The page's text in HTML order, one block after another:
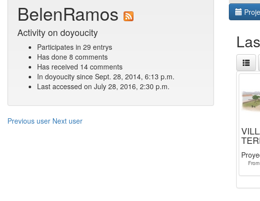
BelenRamos
Activity on doyoucity
Participates in 29 entrys
Has done 8 comments
Has received 14 comments
In doyoucity since Sept. 28, 2014, 6:13 p.m.
Last accessed on July 28, 2016, 2:30 p.m.
Previous user Next user
From